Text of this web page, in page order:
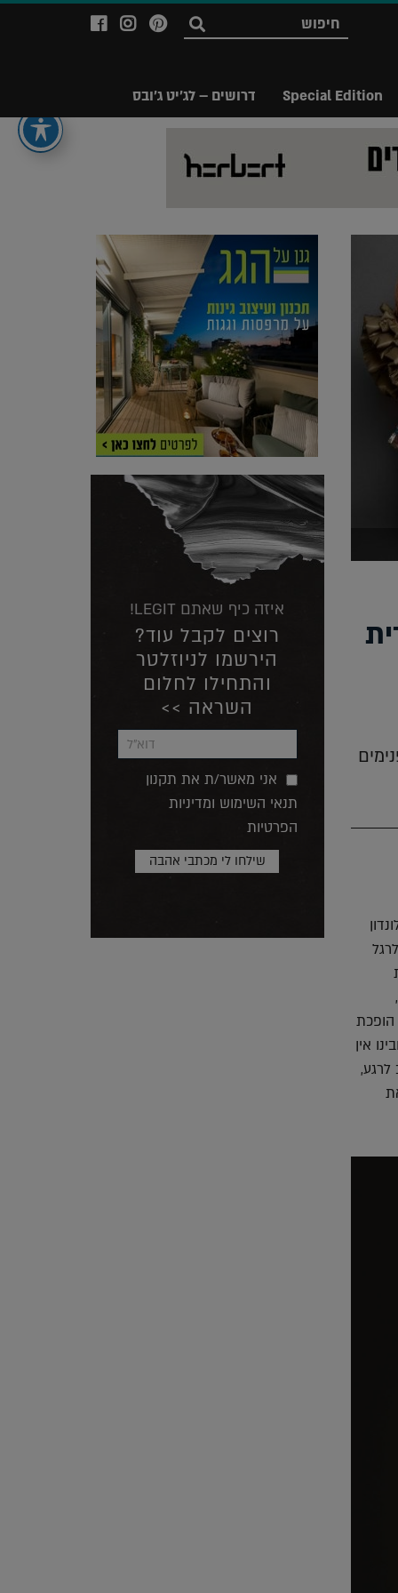
Special Edition דרושים – לג'יט ג'ובס
חפש
לעמוד
של
לעמוד
לג'יט
Legit
הופכת
אין
לרגע,
איזה כיף שאתם LEGIT!
רוצים לקבל עוד?
הירשמו לניוזלטר
והתחילו לחלום
השראה >>
אני מאשר/ת את תקנון
תנאי השימוש ומדיניות
הפרטיות